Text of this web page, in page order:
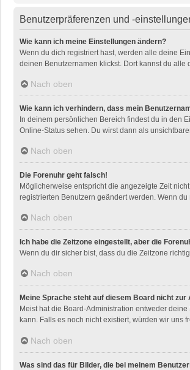
Benutzerpräferenzen und -
Wie kann ich meine Einstellungen ändern?
Wenn du dich registriert hast, werden alle deine
deinen Benutzernamen klickst. Dort kannst du alle
Nach oben
Wie kann ich verhindern, dass mein
In deinem persönlichen Bereich findest du in den
Online-Status sehen. Du wirst dann als
Nach oben
Die Forenuhr geht falsch!
Möglicherweise entspricht die angezeigte Zeit
registrierten Benutzern geändert werden. Wenn
Nach oben
Ich habe die Zeitzone eingestellt, aber die
Wenn du dir sicher bist, dass du die Zeitzone
Nach oben
Meine Sprache steht auf diesem Board nicht zur
Meist hat die Board-Administration entweder
kann. Falls es noch nicht existiert, würden wir uns
Nach oben
Was sind das für Bilder, die bei meinem